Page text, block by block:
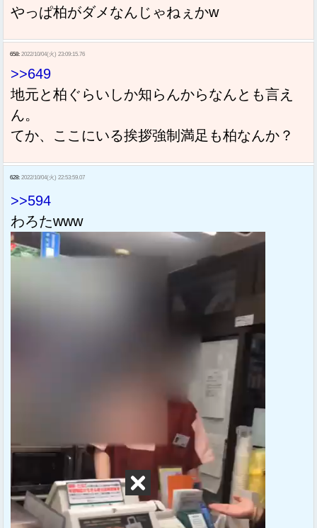
やっぱ柏がダメなんじゃねぇかw
658: 2022/10/04(火) 23:09:15.76
>>649
地元と柏ぐらいしか知らんからなんとも言え
ん。
てか、ここにいる挨拶強制満足も柏なんか？
628: 2022/10/04(火) 22:53:59.07
>>594
わろたwww